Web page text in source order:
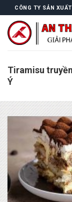
to
content
CÔNG TY SẢN
Tiramisu
Ý